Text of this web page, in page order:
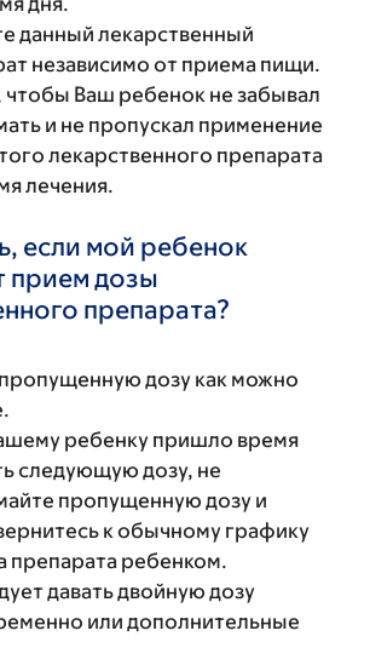
данный лекарственный
независимо от приема пищи.
чтобы Ваш ребенок не забывал
и не пропускал применение
лекарственного препарата
лечения.
если мой ребенок
прием дозы
препарата?
дозу как можно
ребенку пришло время
следующую дозу, не
пропущенную дозу и
к обычному графику
препарата ребенком.
давать двойную дозу
или дополнительные